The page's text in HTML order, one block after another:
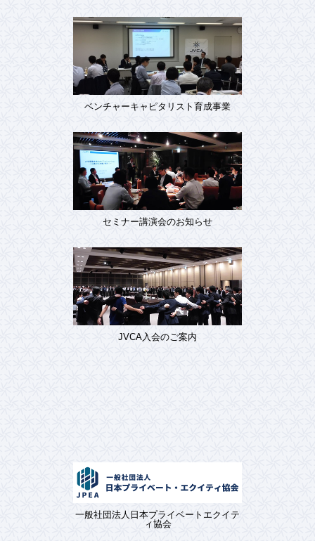
ベンチャーキャピタリスト育成事業
セミナー講演会のお知らせ
JVCA入会のご案内
一般社団法人日本プライベートエクイテ
ィ協会